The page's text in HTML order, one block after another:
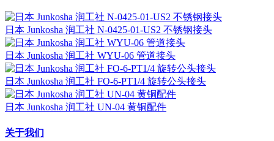
日本 Junkosha 润工社 N-0425-01-US2 不锈钢接头
日本 Junkosha 润工社 WYU-06 管道接头
日本 Junkosha 润工社 FO-6-PT1/4 旋转公头接头
日本 Junkosha 润工社 UN-04 黄铜配件
关于我们